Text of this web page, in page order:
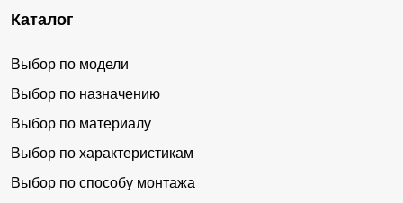
Каталог
Выбор по модели
Выбор по назначению
Выбор по материалу
Выбор по характеристикам
Выбор по способу монтажа